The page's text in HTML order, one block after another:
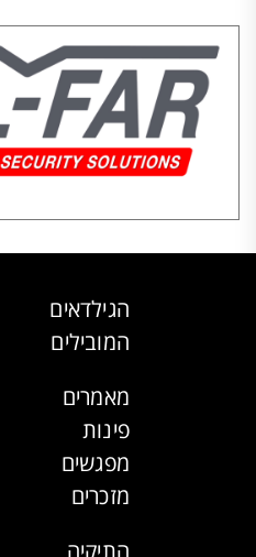
הגילדאים
המובילים
מאמרים
פינות
מפגשים
מזכרים
התיקיה